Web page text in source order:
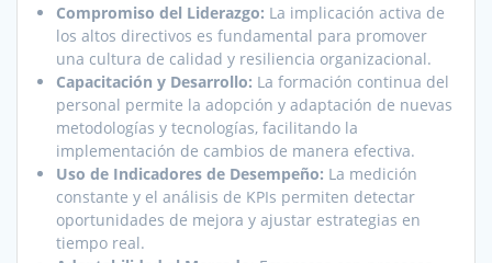
Compromiso del Liderazgo: La implicación activa de
los altos directivos es fundamental para promover
una cultura de calidad y resiliencia organizacional.
Capacitación y Desarrollo: La formación continua del
personal permite la adopción y adaptación de nuevas
metodologías y tecnologías, facilitando la
implementación de cambios de manera efectiva.
Uso de Indicadores de Desempeño: La medición
constante y el análisis de KPIs permiten detectar
oportunidades de mejora y ajustar estrategias en
tiempo real.